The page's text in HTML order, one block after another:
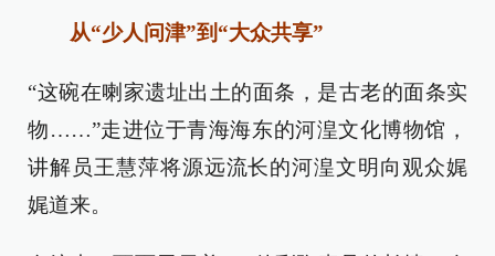
从“少人问津”到“大众共享”
“这碗在喇家遗址出土的面条，是古老的面条实
物……”走进位于青海海东的河湟文化博物馆，
讲解员王慧萍将源远流长的河湟文明向观众娓
娓道来。